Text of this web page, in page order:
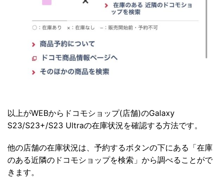
以上がWEBからドコモショップ(店舗)のGalaxy
S23/S23+/S23 Ultraの在庫状況を確認する方法です。
他の店舗の在庫状況は、予約するボタンの下にある「在庫
のある近隣のドコモショップを検索」から調べることがで
きます。